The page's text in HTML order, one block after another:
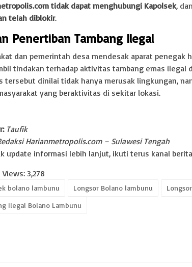
tidak dapat menghubungi Kapolsek,
telah diblokir.
Penertiban Tambang Ilegal
dan pemerintah desa mendesak aparat penegak
tindakan terhadap aktivitas tambang emas ilegal
tersebut dinilai tidak hanya merusak lingkungan,
yang beraktivitas di sekitar lokasi.
Taufik
Harianmetropolis.com – Sulawesi Tengah
update informasi lebih lanjut, ikuti terus kanal
Views: 3,278
bolano lambunu Longsor Bolano lambunu
Ilegal Bolano Lambunu